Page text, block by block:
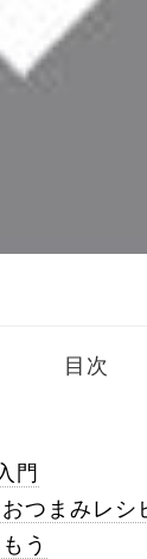
目次
門
つまみレシ
う